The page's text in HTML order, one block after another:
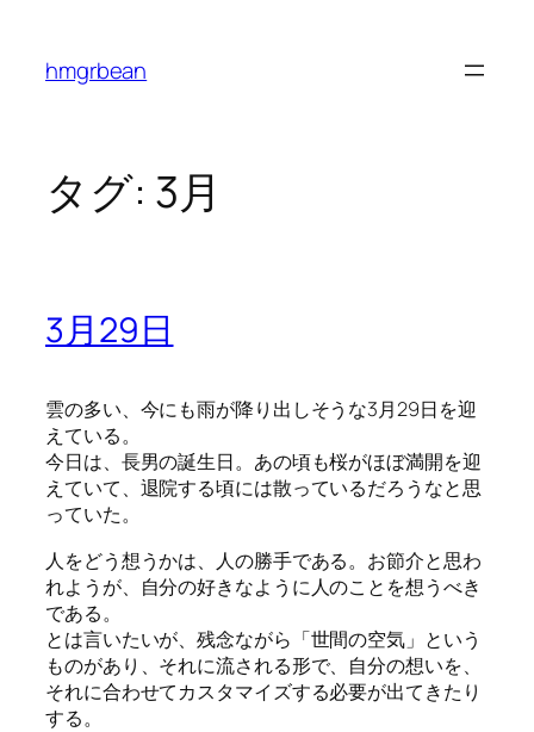
hmgrbean
タグ: 3月
3月29日
雲の多い、今にも雨が降り出しそうな3月29日を迎
えている。
今日は、長男の誕生日。あの頃も桜がほぼ満開を迎
えていて、退院する頃には散っているだろうなと思
っていた。
人をどう想うかは、人の勝手である。お節介と思わ
れようが、自分の好きなように人のことを想うべき
である。
とは言いたいが、残念ながら「世間の空気」という
ものがあり、それに流される形で、自分の想いを、
それに合わせてカスタマイズする必要が出てきたり
する。